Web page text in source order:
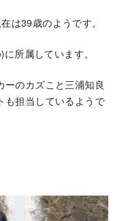
は39歳のようです。
所属しています。
のカズこと三浦知良
も担当しているようで